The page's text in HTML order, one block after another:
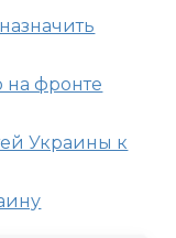
на фронте
Украины к